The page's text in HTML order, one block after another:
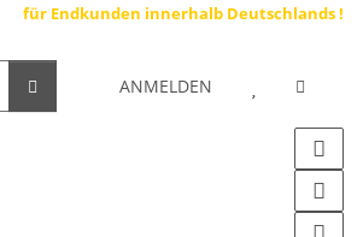
für Endkunden innerhalb Deutschlands !
ANMELDEN